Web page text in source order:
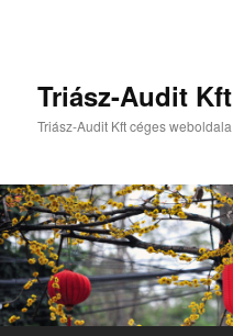
Triász-Audit Kft
Triász-Audit Kft céges weboldala